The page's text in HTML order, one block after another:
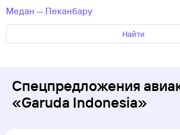
Медан — Пеканбару
Найти
Спецпредложения
«Garuda Indonesia»